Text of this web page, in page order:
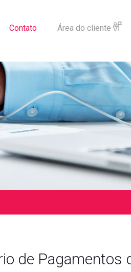
Contato Área do cliente
de Pagamentos